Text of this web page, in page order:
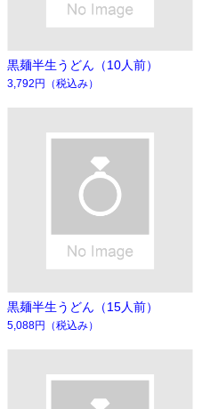
黒麺半生うどん（10人前）
3,792円 （税込み）
黒麺半生うどん（15人前）
5,088円 （税込み）